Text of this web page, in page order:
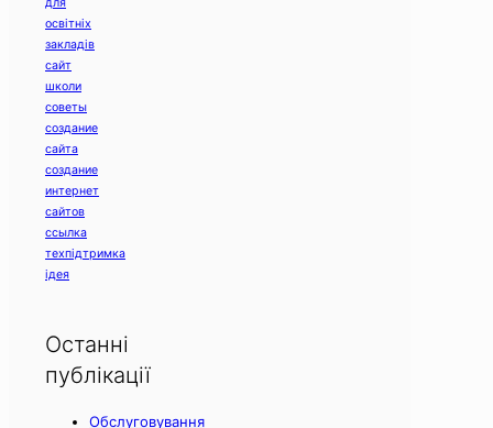
освітніх
закладів
сайт
школи
советы
создание
сайта
создание
интернет
сайтов
ссылка
техпідтримка
ідея
Останні
публікації
Обслуговування